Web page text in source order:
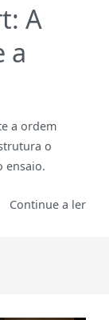
A
a
a ordem
o
ensaio.
Continue a ler